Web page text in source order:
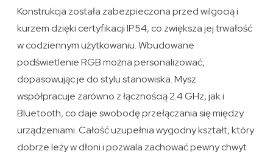
Konstrukcja została zabezpieczona przed wilgocią i
kurzem dzięki certyfikacji IP54, co zwiększa jej trwałość
w codziennym użytkowaniu. Wbudowane
podświetlenie RGB można personalizować,
dopasowując je do stylu stanowiska. Mysz
współpracuje zarówno z łącznością 2.4 GHz, jak i
Bluetooth, co daje swobodę przełączania się między
urządzeniami. Całość uzupełnia wygodny kształt, który
dobrze leży w dłoni i pozwala zachować pewny chwyt